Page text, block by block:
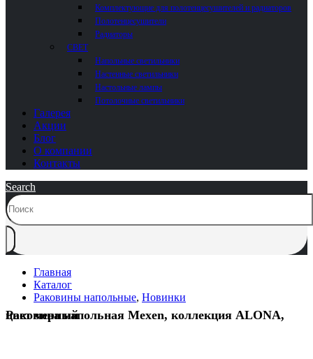
Комплектующие для полотенцесушителей и радиаторов
Полотенцесушители
Радиаторы
СВЕТ
Напольные светильники
Настенные светильники
Настольные лампы
Потолочные светильники
Галерея
Акции
Блог
О компании
Контакты
Search
Главная
Каталог
Раковины напольные, Новинки
Раковина напольная Mexen, коллекция ALONA, цвет черный